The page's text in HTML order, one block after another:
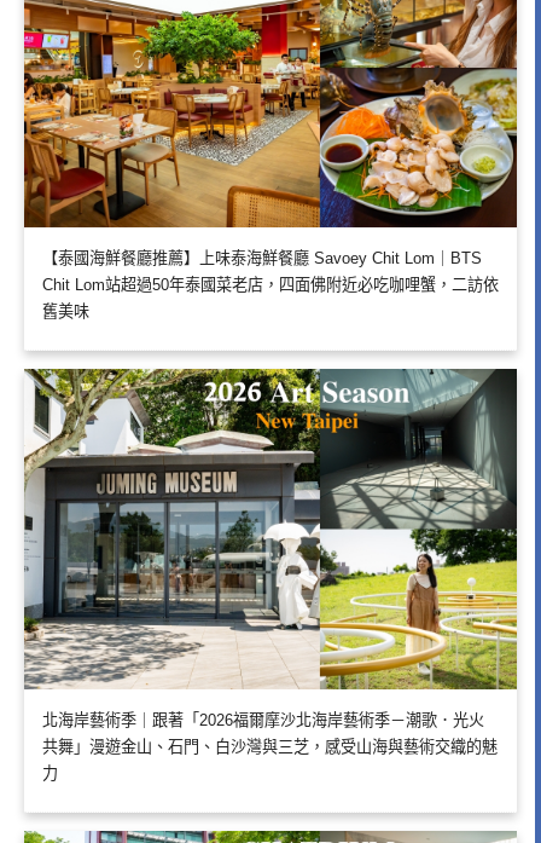
【泰國海鮮餐廳推薦】上味泰海鮮餐廳 Savoey Chit Lom｜BTS
Chit Lom站超過50年泰國菜老店，四面佛附近必吃咖哩蟹，二訪依
舊美味
北海岸藝術季｜跟著「2026福爾摩沙北海岸藝術季－潮歌．光火
共舞」漫遊金山、石門、白沙灣與三芝，感受山海與藝術交織的魅
力